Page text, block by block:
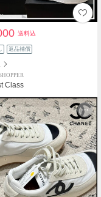
送料込
返品補償
Class